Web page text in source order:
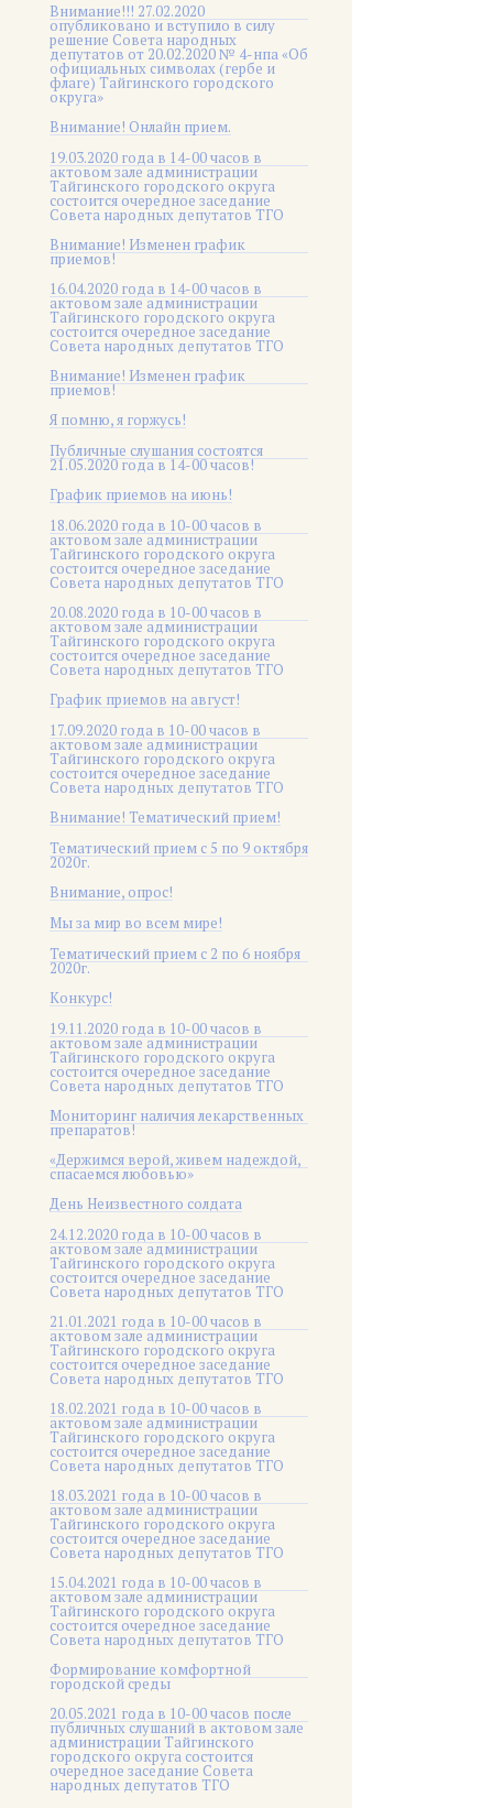
Внимание!!! 27.02.2020
опубликовано и вступило в силу
решение Совета народных
депутатов от 20.02.2020 № 4-нпа «Об
официальных символах (гербе и
флаге) Тайгинского городского
округа»
Внимание! Онлайн прием.
19.03.2020 года в 14-00 часов в
актовом зале администрации
Тайгинского городского округа
состоится очередное заседание
Совета народных депутатов ТГО
Внимание! Изменен график
приемов!
16.04.2020 года в 14-00 часов в
актовом зале администрации
Тайгинского городского округа
состоится очередное заседание
Совета народных депутатов ТГО
Внимание! Изменен график
приемов!
Я помню, я горжусь!
Публичные слушания состоятся
21.05.2020 года в 14-00 часов!
График приемов на июнь!
18.06.2020 года в 10-00 часов в
актовом зале администрации
Тайгинского городского округа
состоится очередное заседание
Совета народных депутатов ТГО
20.08.2020 года в 10-00 часов в
актовом зале администрации
Тайгинского городского округа
состоится очередное заседание
Совета народных депутатов ТГО
График приемов на август!
17.09.2020 года в 10-00 часов в
актовом зале администрации
Тайгинского городского округа
состоится очередное заседание
Совета народных депутатов ТГО
Внимание! Тематический прием!
Тематический прием с 5 по 9 октября
2020г.
Внимание, опрос!
Мы за мир во всем мире!
Тематический прием с 2 по 6 ноября
2020г.
Конкурс!
19.11.2020 года в 10-00 часов в
актовом зале администрации
Тайгинского городского округа
состоится очередное заседание
Совета народных депутатов ТГО
Мониторинг наличия лекарственных
препаратов!
«Держимся верой, живем надеждой,
спасаемся любовью»
День Неизвестного солдата
24.12.2020 года в 10-00 часов в
актовом зале администрации
Тайгинского городского округа
состоится очередное заседание
Совета народных депутатов ТГО
21.01.2021 года в 10-00 часов в
актовом зале администрации
Тайгинского городского округа
состоится очередное заседание
Совета народных депутатов ТГО
18.02.2021 года в 10-00 часов в
актовом зале администрации
Тайгинского городского округа
состоится очередное заседание
Совета народных депутатов ТГО
18.03.2021 года в 10-00 часов в
актовом зале администрации
Тайгинского городского округа
состоится очередное заседание
Совета народных депутатов ТГО
15.04.2021 года в 10-00 часов в
актовом зале администрации
Тайгинского городского округа
состоится очередное заседание
Совета народных депутатов ТГО
Формирование комфортной
городской среды
20.05.2021 года в 10-00 часов после
публичных слушаний в актовом зале
администрации Тайгинского
городского округа состоится
очередное заседание Совета
народных депутатов ТГО